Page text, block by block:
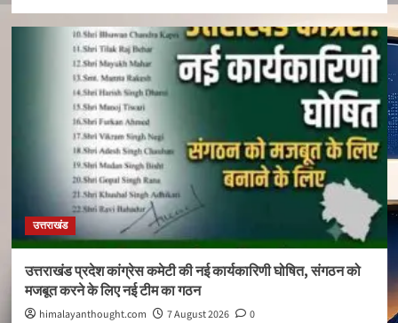
उत्तराखंड
उत्तराखंड प्रदेश कांग्रेस कमेटी की नई कार्यकारिणी घोषित, संगठन को
मजबूत करने के लिए नई टीम का गठन
himalayanthought.com 7 August 2026 0